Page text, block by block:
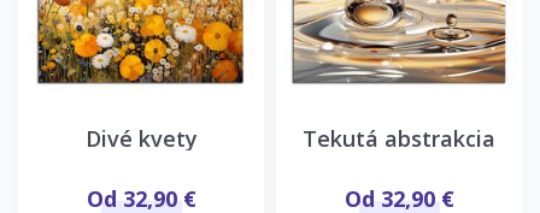
Divé kvety
Od 32,90 €
Tekutá abstrakcia
Od 32,90 €